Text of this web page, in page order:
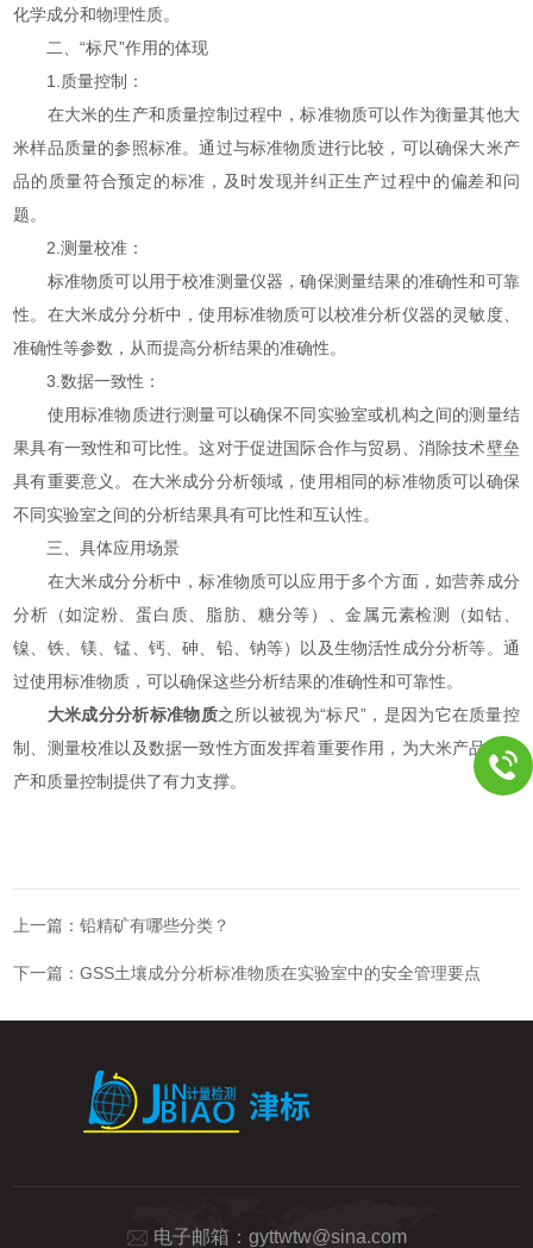
化学成分和物理性质。
二、“标尺”作用的体现
1.质量控制：
在大米的生产和质量控制过程中，标准物质可以作为衡量其他大
米样品质量的参照标准。通过与标准物质进行比较，可以确保大米产
品的质量符合预定的标准，及时发现并纠正生产过程中的偏差和问
题。
2.测量校准：
标准物质可以用于校准测量仪器，确保测量结果的准确性和可靠
性。在大米成分分析中，使用标准物质可以校准分析仪器的灵敏度、
准确性等参数，从而提高分析结果的准确性。
3.数据一致性：
使用标准物质进行测量可以确保不同实验室或机构之间的测量结
果具有一致性和可比性。这对于促进国际合作与贸易、消除技术壁垒
具有重要意义。在大米成分分析领域，使用相同的标准物质可以确保
不同实验室之间的分析结果具有可比性和互认性。
三、具体应用场景
在大米成分分析中，标准物质可以应用于多个方面，如营养成分
分析（如淀粉、蛋白质、脂肪、糖分等）、金属元素检测（如钴、
镍、铁、镁、锰、钙、砷、铅、钠等）以及生物活性成分分析等。通
过使用标准物质，可以确保这些分析结果的准确性和可靠性。
大米成分分析标准物质之所以被视为“标尺”，是因为它在质量控
制、测量校准以及数据一致性方面发挥着重要作用，为大米产品的生
产和质量控制提供了有力支撑。
上一篇：铅精矿有哪些分类？
下一篇：GSS土壤成分分析标准物质在实验室中的安全管理要点
电子邮箱： gyttwtw@sina.com